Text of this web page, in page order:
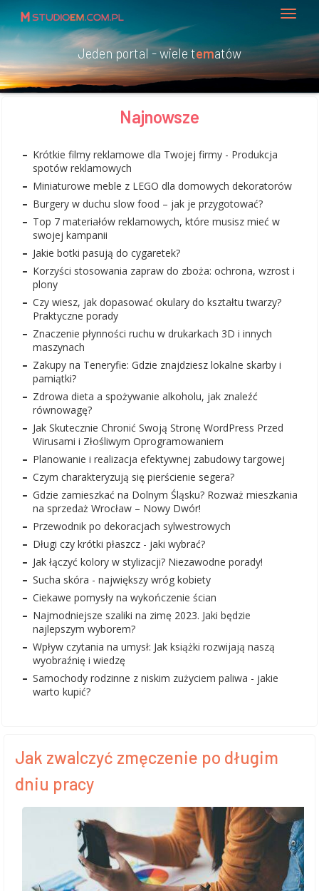
Jeden portal - wiele tematów
Najnowsze
Krótkie filmy reklamowe dla Twojej firmy - Produkcja
spotów reklamowych
Miniaturowe meble z LEGO dla domowych dekoratorów
Burgery w duchu slow food – jak je przygotować?
Top 7 materiałów reklamowych, które musisz mieć w
swojej kampanii
Jakie botki pasują do cygaretek?
Korzyści stosowania zapraw do zboża: ochrona, wzrost i
plony
Czy wiesz, jak dopasować okulary do kształtu twarzy?
Praktyczne porady
Znaczenie płynności ruchu w drukarkach 3D i innych
maszynach
Zakupy na Teneryfie: Gdzie znajdziesz lokalne skarby i
pamiątki?
Zdrowa dieta a spożywanie alkoholu, jak znaleźć
równowagę?
Jak Skutecznie Chronić Swoją Stronę WordPress Przed
Wirusami i Złośliwym Oprogramowaniem
Planowanie i realizacja efektywnej zabudowy targowej
Czym charakteryzują się pierścienie segera?
Gdzie zamieszkać na Dolnym Śląsku? Rozważ mieszkania
na sprzedaż Wrocław – Nowy Dwór!
Przewodnik po dekoracjach sylwestrowych
Długi czy krótki płaszcz - jaki wybrać?
Jak łączyć kolory w stylizacji? Niezawodne porady!
Sucha skóra - największy wróg kobiety
Ciekawe pomysły na wykończenie ścian
Najmodniejsze szaliki na zimę 2023. Jaki będzie
najlepszym wyborem?
Wpływ czytania na umysł: Jak książki rozwijają naszą
wyobraźnię i wiedzę
Samochody rodzinne z niskim zużyciem paliwa - jakie
warto kupić?
Jak zwalczyć zmęczenie po długim
dniu pracy